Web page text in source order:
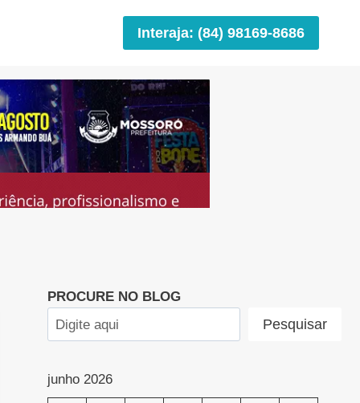
Interaja: (84) 98169-8686
PROCURE NO BLOG
Pesquisar
junho 2026